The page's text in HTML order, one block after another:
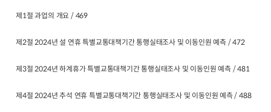
제1절 과업의 개요 / 469
제2절 2024년 설 연휴 특별교통대책기간 통행실태조사 및 이동인원 예측 / 472
제3절 2024년 하계휴가 특별교통대책기간 통행실태조사 및 이동인원 예측 / 481
제4절 2024년 추석 연휴 특별교통대책기간 통행실태조사 및 이동인원 예측 / 488